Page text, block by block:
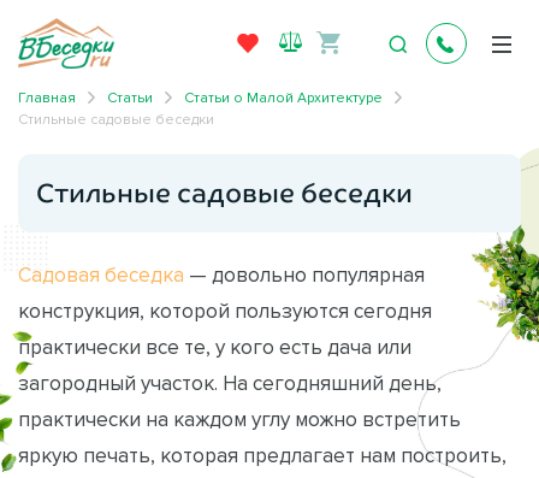
Главная Статьи
Статьи о Малой Архитектуре
Стильные садовые беседки
Стильные садовые беседки
Садовая беседка — довольно популярная
конструкция, которой пользуются сегодня
практически все те, у кого есть дача или
загородный участок. На сегодняшний день,
практически на каждом углу можно встретить
яркую печать, которая предлагает нам построить,